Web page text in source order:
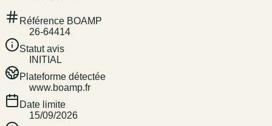
Référence BOAMP
26-64414
Statut avis
INITIAL
Plateforme détectée
www.boamp.fr
Date limite
15/09/2026